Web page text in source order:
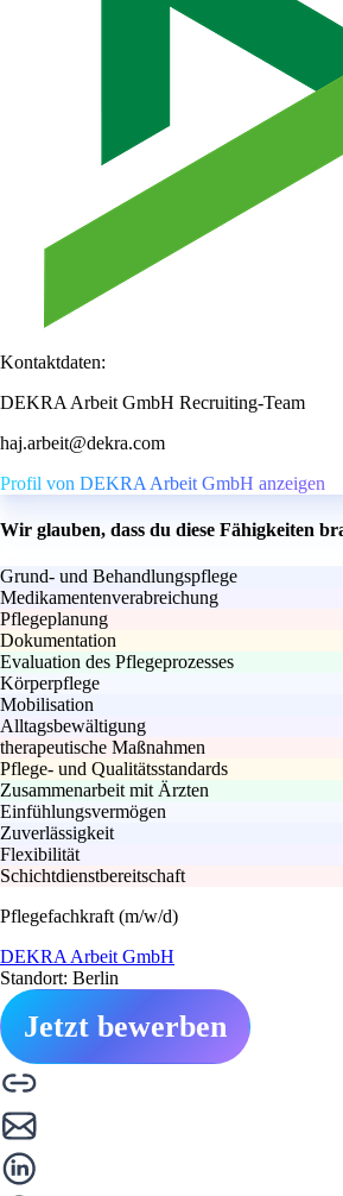
Kontaktdaten:
DEKRA Arbeit GmbH Recruiting-Team
haj.arbeit@dekra.com
Profil von DEKRA Arbeit GmbH anzeigen
Wir glauben, dass du diese Fähigkeiten
Grund- und Behandlungspflege
Medikamentenverabreichung
Pflegeplanung
Dokumentation
Evaluation des Pflegeprozesses
Körperpflege
Mobilisation
Alltagsbewältigung
therapeutische Maßnahmen
Pflege- und Qualitätsstandards
Zusammenarbeit mit Ärzten
Einfühlungsvermögen
Zuverlässigkeit
Flexibilität
Schichtdienstbereitschaft
Pflegefachkraft (m/w/d)
DEKRA Arbeit GmbH
Standort: Berlin
Jetzt bewerben